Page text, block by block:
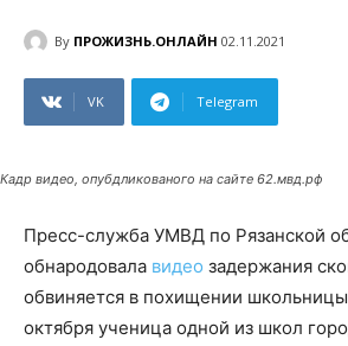
By ПРОЖИЗНЬ.ОНЛАЙН 02.11.2021
VK Telegram
Кадр видео, опубдликованого на сайте 62.мвд.рф
Пресс-служба УМВД по Рязанской
обнародовала видео задержания
обвиняется в похищении
октября ученица одной из школ